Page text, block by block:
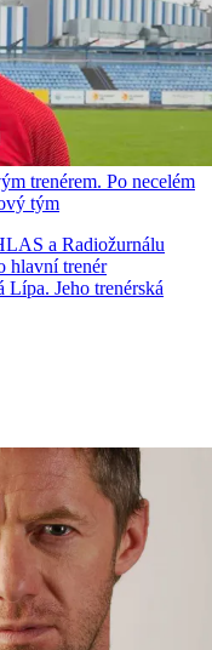
trenérem. Po necelém
tým
a Radiožurnálu
hlavní trenér
Jeho trenérská